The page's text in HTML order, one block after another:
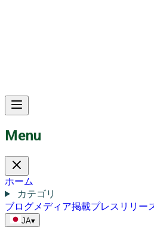
Menu
ホーム
カテゴリ
ブログメディア掲載プレスリリー
JA▾